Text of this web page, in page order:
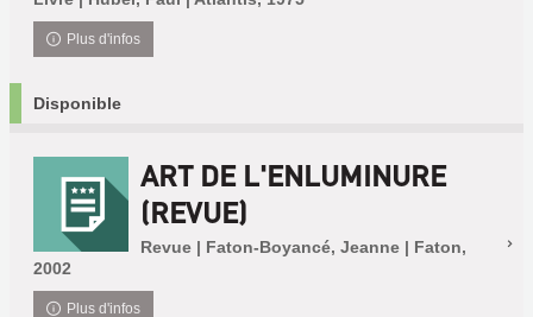
Plus d'infos
Disponible
ART DE L'ENLUMINURE
(REVUE)
Revue | Faton-Boyancé, Jeanne | Faton,
2002
Plus d'infos